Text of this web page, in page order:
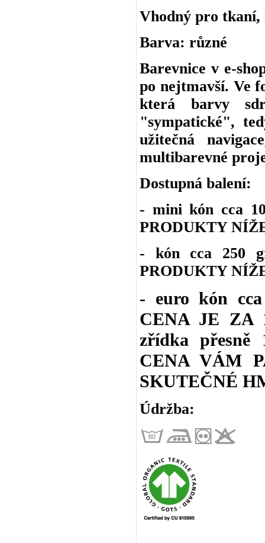
Vhodný pro tkaní,
Barva: různé
Barevnice v e-
po nejtmavší. Ve
která barvy
"sympatické",
užitečná
multibarevné
Dostupná balení:
- mini kón cca
PRODUKTY
- kón cca 250
PRODUKTY
- euro kón
CENA JE ZA
zřídka přesně
CENA VÁM
SKUTEČNÉ
Údržba: